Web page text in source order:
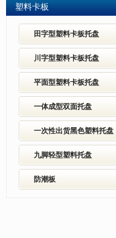
塑料卡板
田字型塑料卡板托盘
川字型塑料卡板托盘
平面型塑料卡板托盘
一体成型双面托盘
一次性出货黑色塑料托盘
九脚轻型塑料托盘
防潮板